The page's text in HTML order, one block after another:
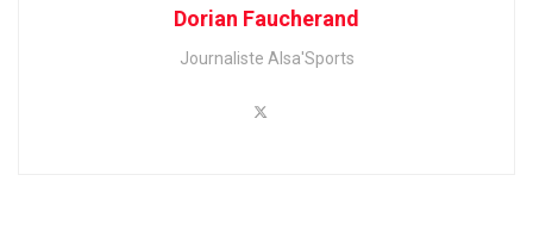
Dorian Faucherand
Journaliste Alsa'Sports